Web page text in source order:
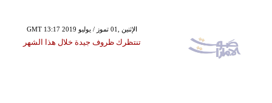
GMT 13:17 2019 الإثنين ,01 تموز / يوليو
تنتظرك ظروف جيدة خلال هذا الشهر